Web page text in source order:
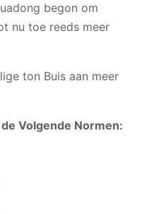
begon om
nu toe reeds meer
ton Buis aan meer
Volgende Normen: